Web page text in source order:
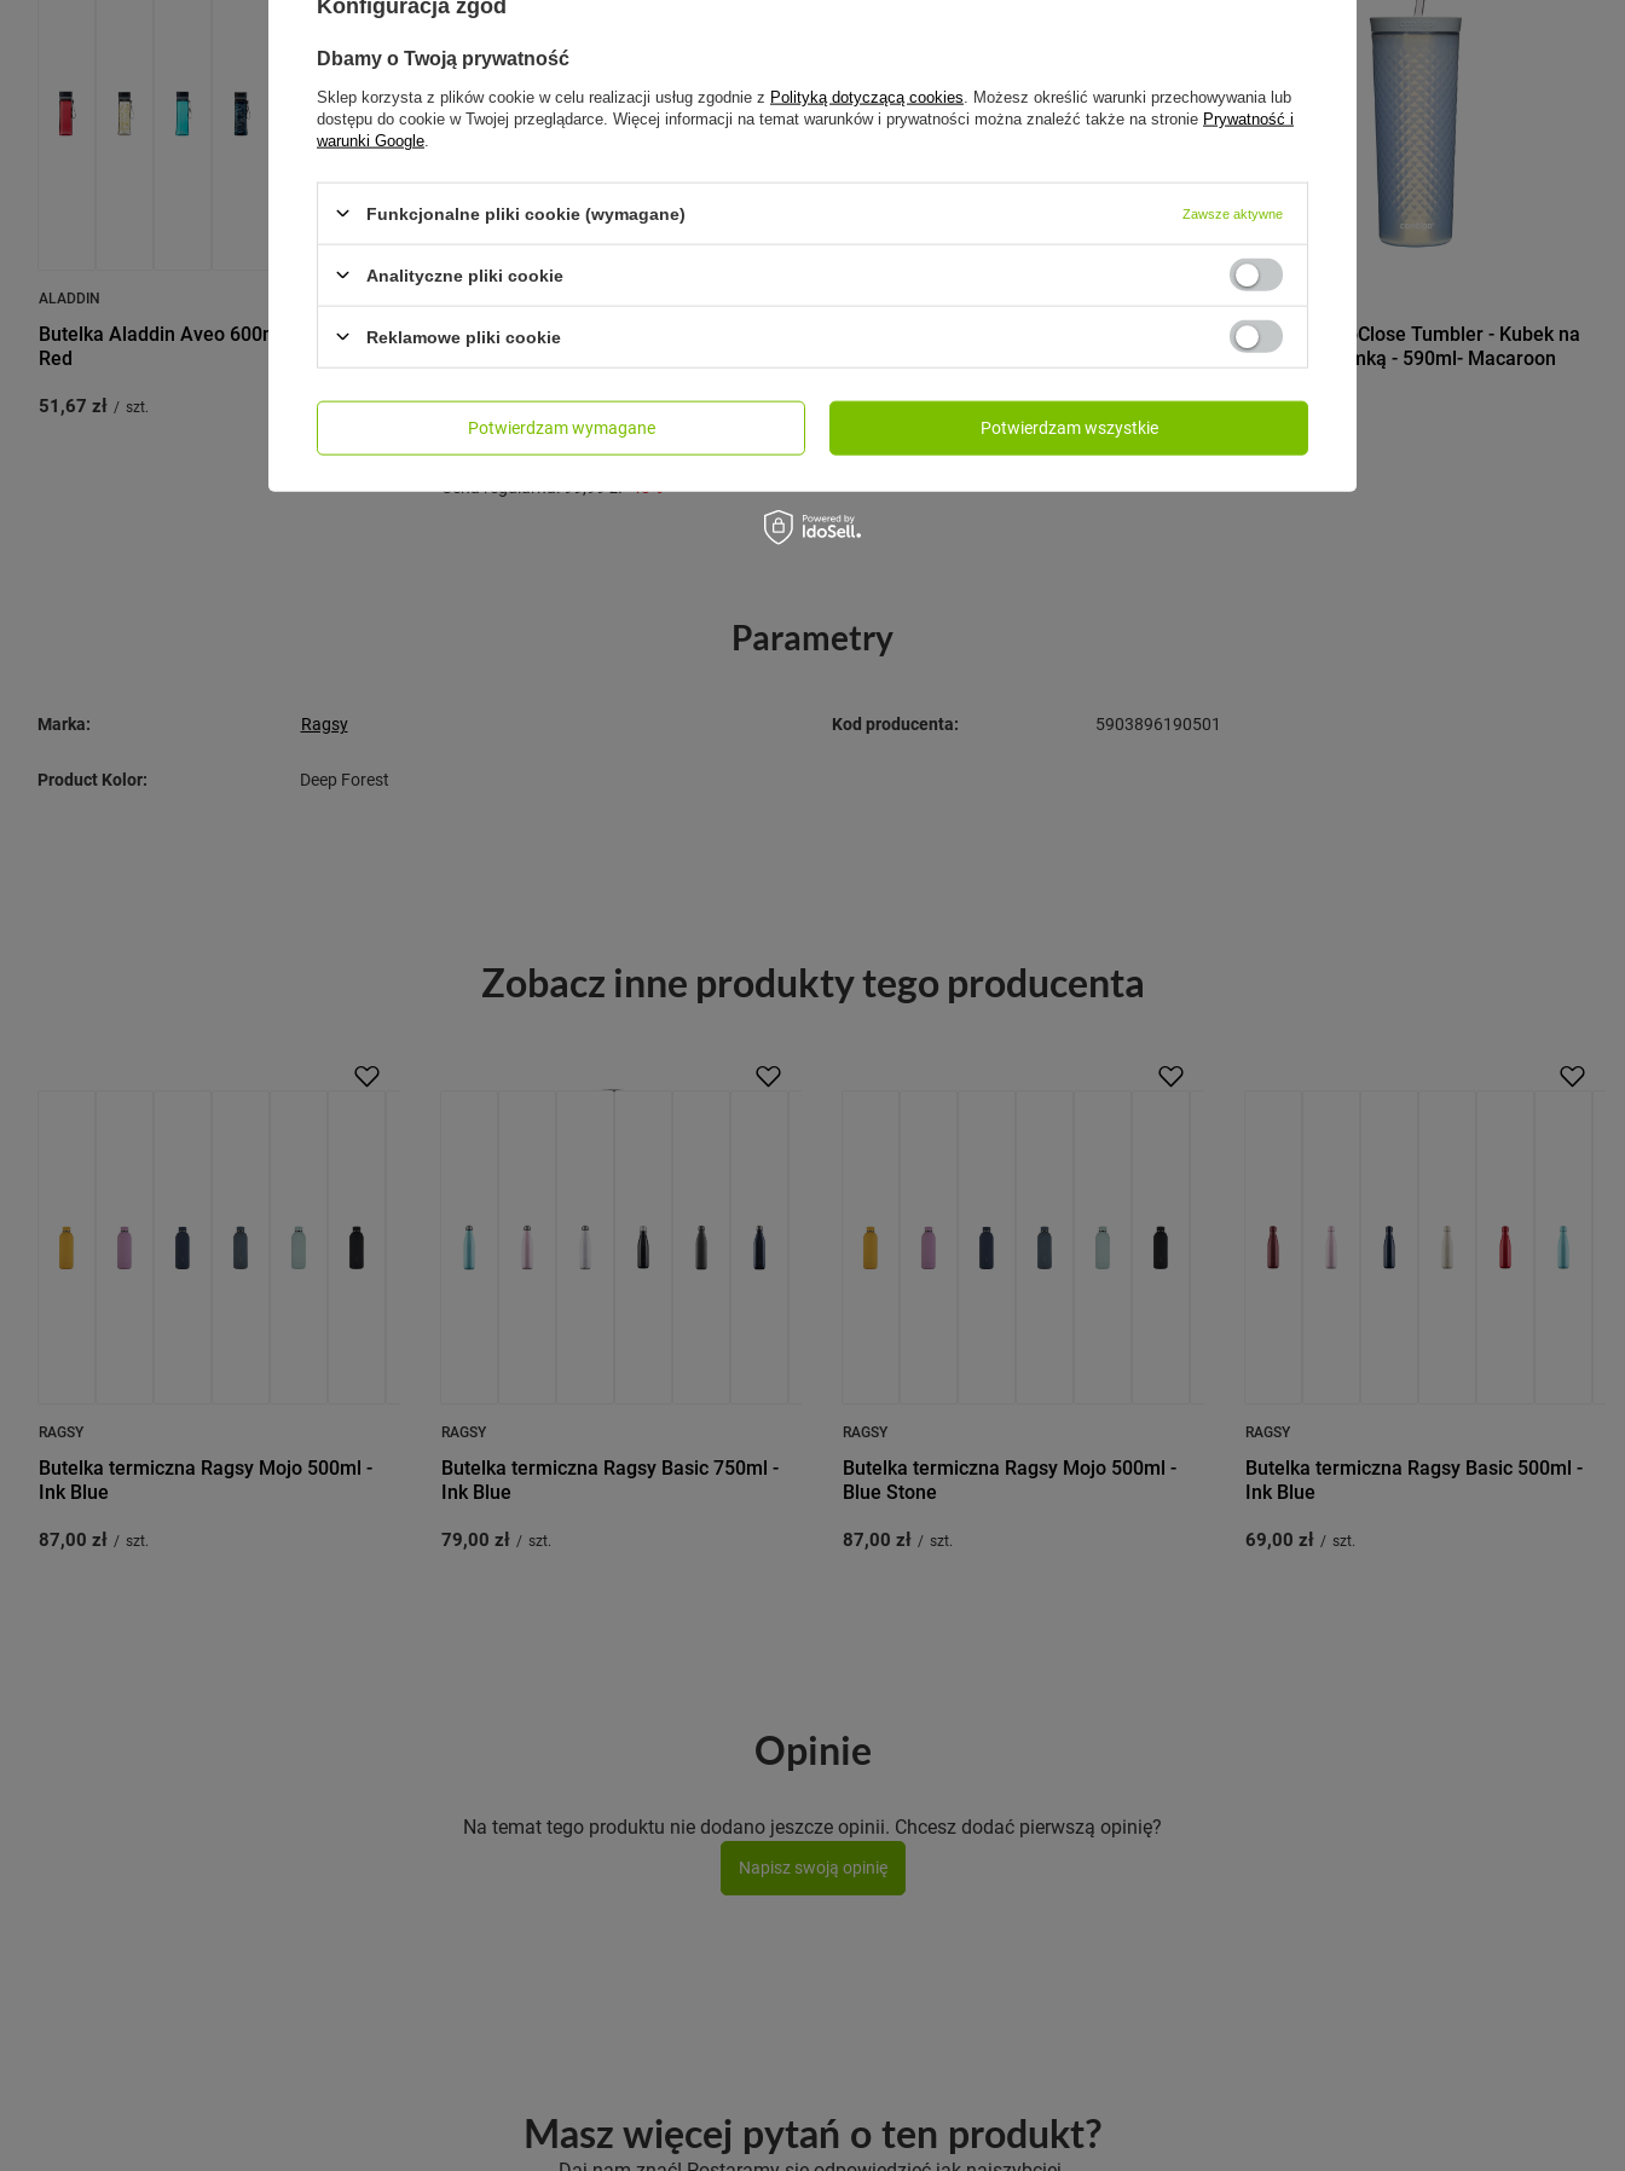
ALADDIN
Butelka Aladdin Aveo 600ml - Cherry
Red
51,67 zł / szt.
Butelka na wodę Contigo Ashland 2.0
59,99 zł / szt.
Najniższa cena produktu w okresie 30 dni
przed wprowadzeniem obniżki:74,90 zł-19%
Cena regularna:99,99 zł-40%
79,99 zł / szt.
CONTIGO
Contigo AutoClose Tumbler - Kubek na
wodę ze słomką - 590ml- Macaroon
69,99 zł
Parametry
Marka: Ragsy Kod producenta: 5903896190501
Product Kolor: Deep Forest
Zobacz inne produkty tego producenta
RAGSY
Butelka termiczna Ragsy Mojo 500ml -
Ink Blue
87,00 zł / szt.
RAGSY
Butelka termiczna Ragsy Basic 750ml -
Ink Blue
79,00 zł / szt.
RAGSY
Butelka termiczna Ragsy Mojo 500ml -
Blue Stone
87,00 zł / szt.
RAGSY
Butelka termiczna Ragsy Basic 500ml -
Ink Blue
69,00 zł / szt.
Opinie
Na temat tego produktu nie dodano jeszcze opinii. Chcesz dodać pierwszą opinię?
Napisz swoją opinię
Masz więcej pytań o ten produkt?
Konfiguracja zgód
Dbamy o Twoją prywatność
Sklep korzysta z plików cookie w celu realizacji usług zgodnie z Polityką dotyczącą cookies . Możesz określić warunki przechowywania lub
dostępu do cookie w Twojej przeglądarce. Więcej informacji na temat warunków i prywatności można znaleźć także na stronie Prywatność i
warunki Google
Funkcjonalne pliki cookie (wymagane) Zawsze aktywne
Analityczne pliki cookie
Reklamowe pliki cookie
Potwierdzam wymagane Potwierdzam wszystkie